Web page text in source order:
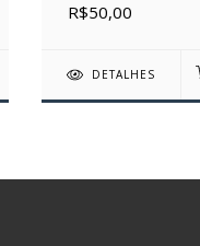
R$50,00
DETALHES